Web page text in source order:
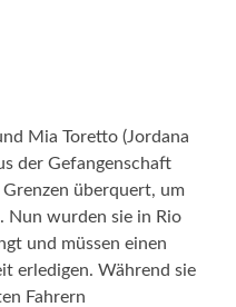
Mia Toretto (Jordana
der Gefangenschaft
überquert, um
Nun wurden sie in Rio
und müssen einen
erledigen. Während sie
Fahrern